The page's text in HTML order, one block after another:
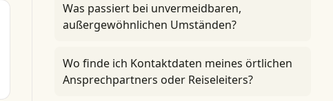
Was passiert bei unvermeidbaren,
außergewöhnlichen Umständen?
Wo finde ich Kontaktdaten meines örtlichen
Ansprechpartners oder Reiseleiters?